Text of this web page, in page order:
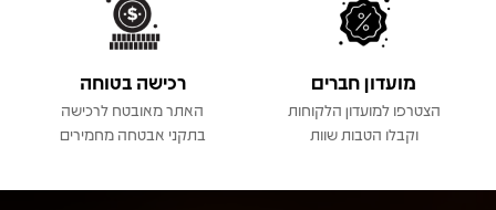
מועדון חברים
הצטרפו למועדון הלקוחות
וקבלו הטבות שוות
רכישה בטוחה
האתר מאובטח לרכישה
בתקני אבטחה מחמירים